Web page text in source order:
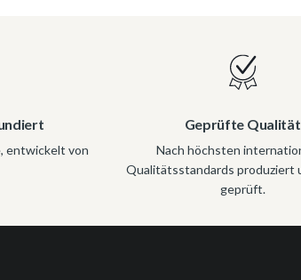
entwickelt von
Geprüfte Qualität
Nach höchsten
Qualitätsstandards produziert
geprüft.